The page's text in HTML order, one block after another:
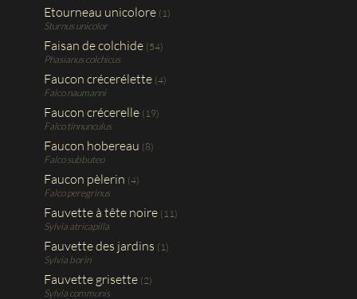
Etourneau unicolore (1)
Sturnus unicolor
Faisan de colchide (54)
Phasianus colchicus
Faucon crécerélette (4)
Falco naumanni
Faucon crécerelle (19)
Falco tinnunculus
Faucon hobereau (8)
Falco subbuteo
Faucon pèlerin (4)
Falco peregrinus
Fauvette à tête noire (11)
Sylvia atricapilla
Fauvette des jardins (1)
Sylvia borin
Fauvette grisette (2)
Sylvia communis